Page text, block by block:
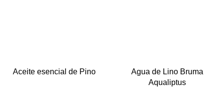
Aceite esencial de Pino
Agua de Lino Bruma
Aqualiptus